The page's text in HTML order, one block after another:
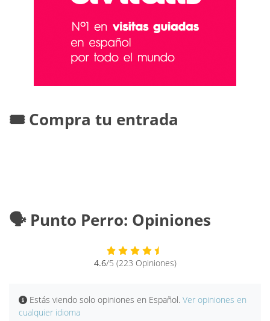
🎟️ Compra tu entrada
🗣️ Punto Perro: Opiniones
4.6/5 (223 Opiniones)
Estás viendo solo opiniones en Español. Ver opiniones en
cualquier idioma